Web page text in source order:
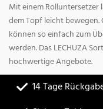
Mit einem Rolluntersetzer
dem Topf leicht
können so einfach zum
werden. Das LECHUZA
hochwertige Angebote.
14 Tage